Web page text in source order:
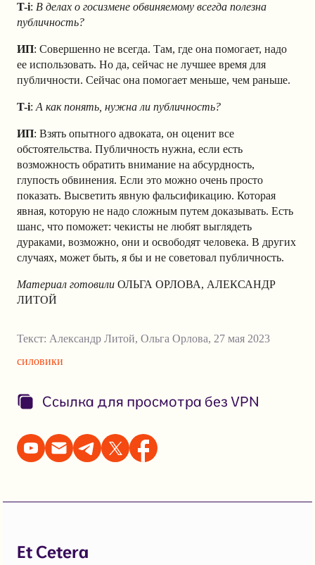
T-i: В делах о госизмене обвиняемому всегда полезна
публичность?
ИП: Совершенно не всегда. Там, где она помогает, надо
ее использовать. Но да, сейчас не лучшее время для
публичности. Сейчас она помогает меньше, чем раньше.
T-i: А как понять, нужна ли публичность?
ИП: Взять опытного адвоката, он оценит все
обстоятельства. Публичность нужна, если есть
возможность обратить внимание на абсурдность,
глупость обвинения. Если это можно очень просто
показать. Высветить явную фальсификацию. Которая
явная, которую не надо сложным путем доказывать. Есть
шанс, что поможет: чекисты не любят выглядеть
дураками, возможно, они и освободят человека. В других
случаях, может быть, я бы и не советовал публичность.
Материал готовили ОЛЬГА ОРЛОВА, АЛЕКСАНДР
ЛИТОЙ
Текст: Александр Литой, Ольга Орлова, 27 мая 2023
силовики
Ссылка для просмотра без VPN
Et Cetera